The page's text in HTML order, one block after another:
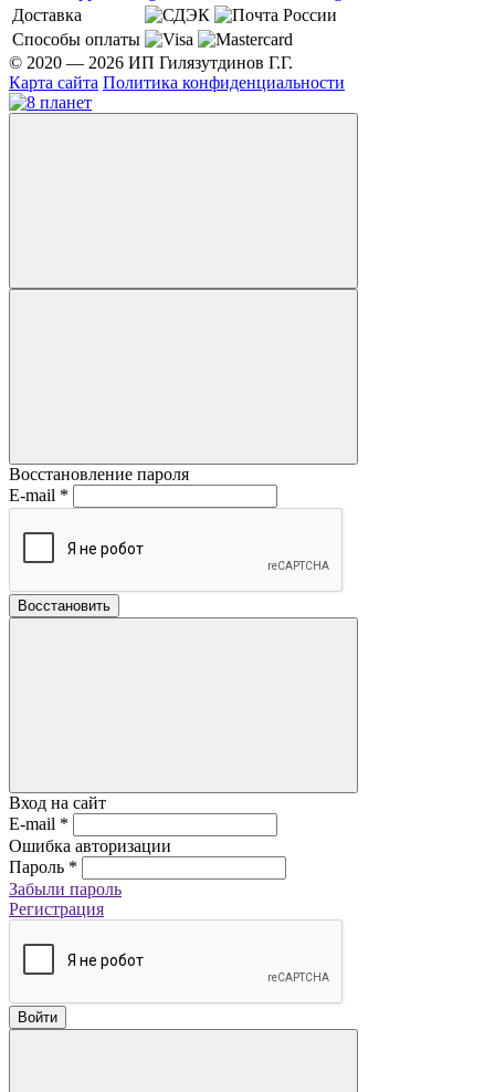
Доставка
Способы оплаты
© 2020 — 2026 ИП Гилязутдинов Г.Г.
Карта сайта Политика конфиденциальности
Восстановление пароля
E-mail *
Восстановить
Вход на сайт
E-mail *
Ошибка авторизации
Пароль *
Забыли пароль
Регистрация
Войти